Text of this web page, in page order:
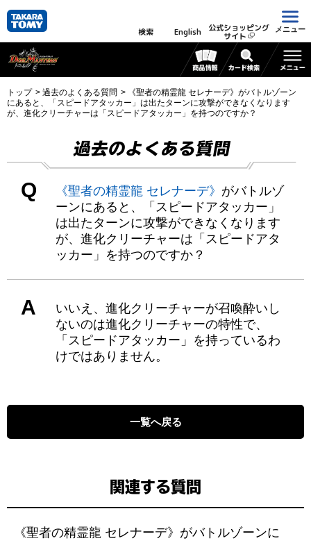
検索 English 公式ショッピング
サイト
メニュー
トップ 過去のよくある質問
《聖者の精霊龍 セレナーデ》がバトルゾーン
にあると、「スピードアタッカー」は出たターンに攻撃ができなくなります
が、進化クリーチャーは「スピードアタッカー」を持つのですか？
過去のよくある質問
Q 《聖者の精霊龍 セレナーデ》 がバトルゾ
ーンにあると、「スピードアタッカー」
は出たターンに攻撃ができなくなります
が、進化クリーチャーは「スピードアタ
ッカー」を持つのですか？
A
いいえ、進化クリーチャーが召喚酔いし
ないのは進化クリーチャーの特性で、
「スピードアタッカー」を持っているわ
けではありません。
一覧へ戻る
関連する質問
《聖者の精霊龍 セレナーデ》がバトルゾーンに